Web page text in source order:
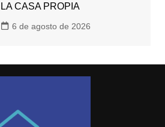
LA CASA PROPIA
6 de agosto de 2026